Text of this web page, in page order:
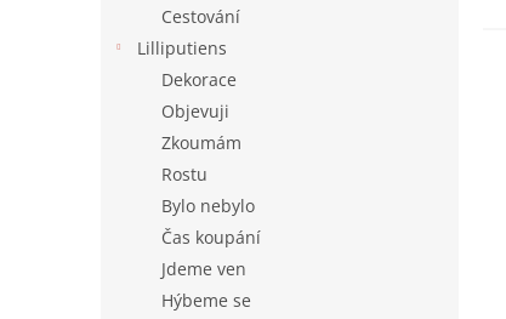
Cestování
Lilliputiens
Dekorace
Objevuji
Zkoumám
Rostu
Bylo nebylo
Čas koupání
Jdeme ven
Hýbeme se